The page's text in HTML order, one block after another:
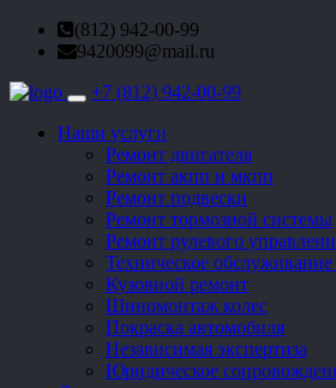
(812) 942-00-99
9420099@mail.ru
Toggle
+7 (812) 942-00-99
Наши услуги
Ремонт двигателя
Ремонт акпп и мкпп
Ремонт подвески
Ремонт тормозной системы
Ремонт рулевого
Техническое
Кузовной ремонт
Шиномонтаж колес
Покраска автомобиля
Независимая экспертиза
Юридическое